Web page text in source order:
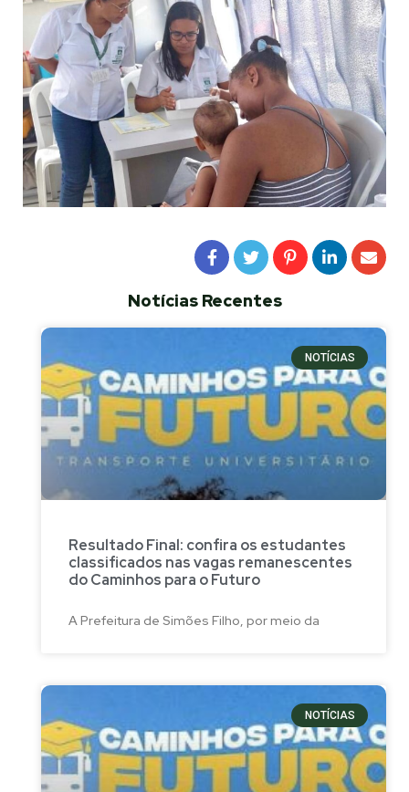
Notícias Recentes
NOTÍCIAS
Resultado Final: confira os estudantes
classificados nas vagas remanescentes
do Caminhos para o Futuro
A Prefeitura de Simões Filho, por meio da
NOTÍCIAS